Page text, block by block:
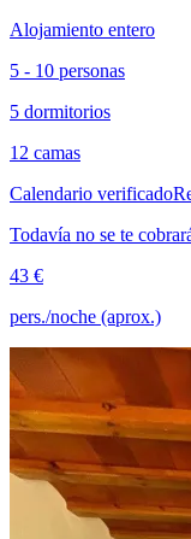
Alojamiento entero
5 - 10 personas
5 dormitorios
12 camas
Calendario verificado
Todavía no se te
43 €
pers./noche (aprox.)